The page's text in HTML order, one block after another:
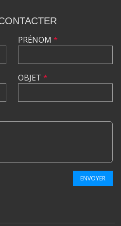
PRÉNOM *
OBJET *
ENVOYER